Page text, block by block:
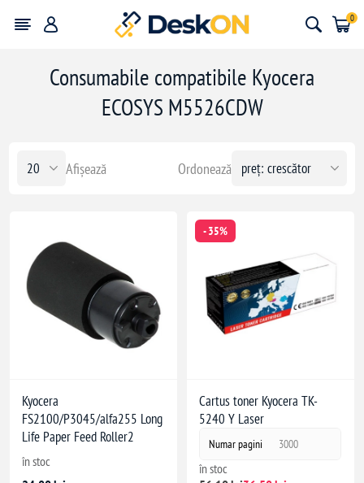
0
Consumabile compatibile Kyocera
ECOSYS M5526CDW
Ordonează
Afișează
Kyocera
FS2100/P3045/alfa255 Long
Life Paper Feed Roller2
în stoc
- 35%
Cartus toner Kyocera TK-
5240 Y Laser
Numar pagini 3000
în stoc